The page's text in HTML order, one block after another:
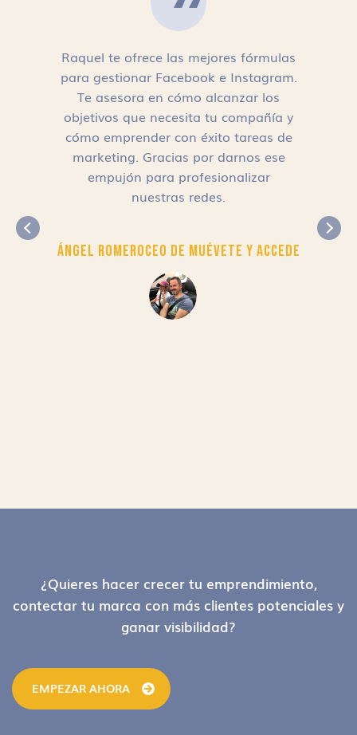
Raquel te ofrece las mejores fórmulas
para gestionar Facebook e Instagram.
Te asesora en cómo alcanzar los
objetivos que necesita tu compañía y
cómo emprender con éxito tareas de
marketing. Gracias por darnos ese
empujón para profesionalizar
nuestras redes.
Ángel RomeroCEO de Muévete y Accede
Footer¿Quieres hacer crecer tu emprendimiento,
contectar tu marca con más clientes potenciales y
ganar visibilidad?
EMPEZAR AHORA